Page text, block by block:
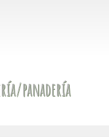
panadería